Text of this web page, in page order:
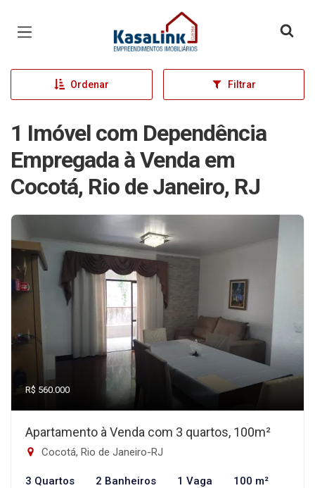
Página inicial
Ordenar Filtrar
1 Imóvel com Dependência
Empregada à Venda em
Cocotá, Rio de Janeiro, RJ
R$ 560.000
Apartamento à Venda com 3 quartos, 100m²
Cocotá, Rio de Janeiro-RJ
3 Quartos 2 Banheiros 1 Vaga 100 m²